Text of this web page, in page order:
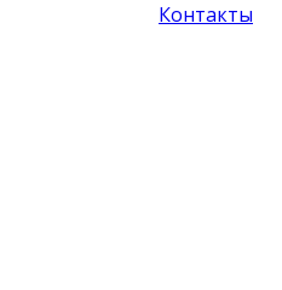
Контакты